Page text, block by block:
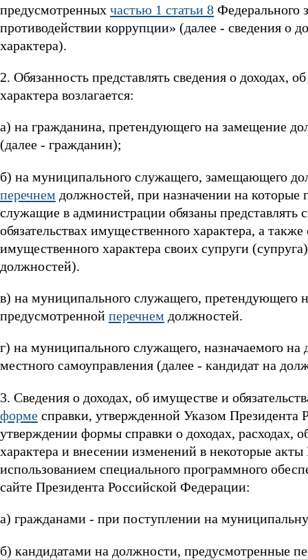
предусмотренных частью 1 статьи 8 Федерального
противодействии коррупции» (далее - сведения о
характера).
2. Обязанность представлять сведения о доходах,
характера возлагается:
а) на гражданина, претендующего на замещение
(далее - гражданин);
б) на муниципального служащего, замещающего
перечнем должностей, при назначении на
служащие в администрации обязаны представлять
обязательствах имущественного характера, а
имущественного характера своих супруги
должностей).
в) на муниципального служащего,
предусмотренной перечнем должностей.
г) на муниципального служащего, назначаемого на
местного самоуправления (далее - кандидат на
3. Сведения о доходах, об имуществе и
форме справки, утвержденной Указом
утверждении формы справки о доходах, расходах,
характера и внесении изменений в некоторые
использованием специального программного
сайте Президента Российской Федерации:
а) гражданами - при поступлении на
б) кандидатами на должности, предусмотренные